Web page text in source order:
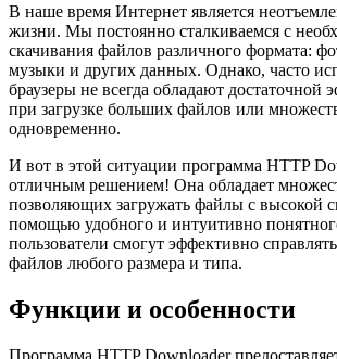
В наше время Интернет является
жизни. Мы постоянно сталкиваемся с
скачивания файлов различного формата:
музыки и других данных. Однако, часто
браузеры не всегда обладают достаточной
при загрузке больших файлов или
одновременно.
И вот в этой ситуации программа HTTP
отличным решением! Она обладает
позволяющих загружать файлы с высокой
помощью удобного и интуитивно
пользователи смогут эффективно
файлов любого размера и типа.
Функции и особенности
Программа HTTP Downloader